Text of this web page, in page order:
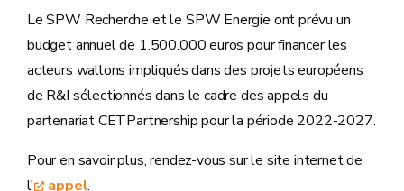
Le SPW Recherche et le SPW Energie ont prévu un
budget annuel de 1.500.000 euros pour financer les
acteurs wallons impliqués dans des projets européens
de R&I sélectionnés dans le cadre des appels du
partenariat CETPartnership pour la période 2022-2027.
Pour en savoir plus, rendez-vous sur le site internet de
l'
appel.